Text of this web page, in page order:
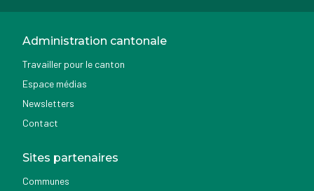
Administration cantonale
Travailler pour le canton
Espace médias
Newsletters
Contact
Sites partenaires
Communes